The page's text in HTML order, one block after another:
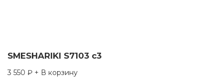
SMESHARIKI S7103 c3
3 550 ₽ + В корзину